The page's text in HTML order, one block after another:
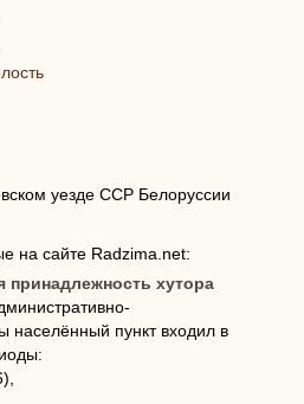
уезде ССР Белоруссии
на сайте Radzima.net:
принадлежность хутора
населённый пункт входил в